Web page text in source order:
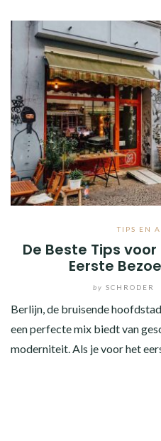
TIPS EN
De Beste Tips
Eerste
by SCHRODER
Berlijn, de bruisende
een perfecte mix biedt van
moderniteit. Als je voor het